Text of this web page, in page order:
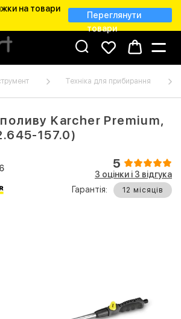
на товари
Переглянути
товари
Техніка для прибирання
Karcher Premium,
157.0)
5
3 оцінки і 3 відгукa
Гарантія: 12 місяців